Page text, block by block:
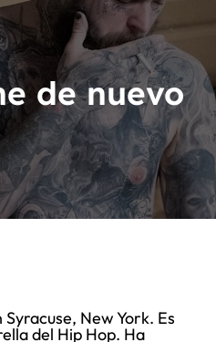
de nuevo
New York. Es
del Hip Hop. Ha